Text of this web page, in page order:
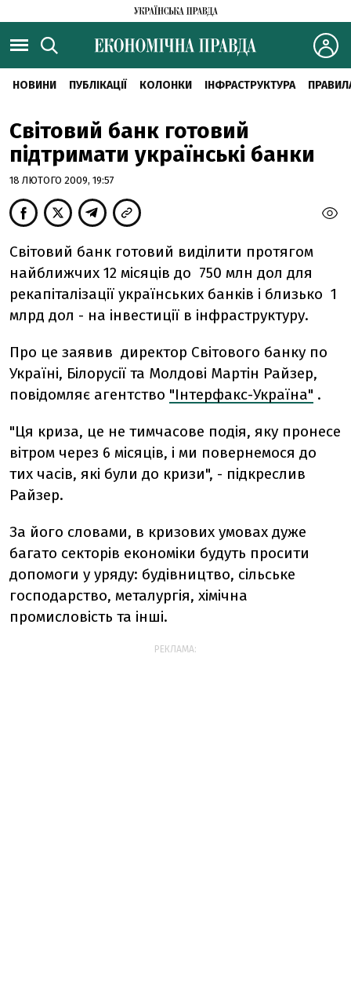
НОВИНИ ПУБЛІКАЦІЇ КОЛОНКИ ІНФРАСТРУКТУРА
Світовий банк готовий
підтримати українські банки
18 ЛЮТОГО 2009, 19:57
Світовий банк готовий виділити протягом
найближчих 12 місяців до 750 млн дол для
рекапіталізації українських банків і близько 1
млрд дол - на інвестиції в інфраструктуру.
Про це заявив директор Світового банку по
Україні, Білорусії та Молдові Мартін Райзер,
повідомляє агентство "Інтерфакс-Україна" .
"Ця криза, це не тимчасове подія, яку пронесе
вітром через 6 місяців, і ми повернемося до
тих часів, які були до кризи", - підкреслив
Райзер.
За його словами, в кризових умовах дуже
багато секторів економіки будуть просити
допомоги у уряду: будівництво, сільське
господарство, металургія, хімічна
промисловість та інші.
РЕКЛАМА: